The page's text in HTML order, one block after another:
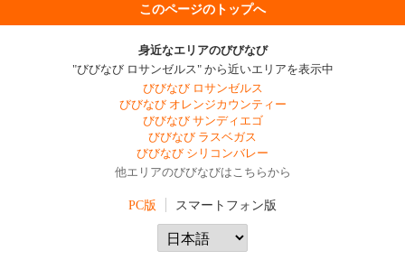
このページのトップへ
身近なエリアのびびなび
"びびなび ロサンゼルス" から近いエリアを表示中
びびなび ロサンゼルス
びびなび オレンジカウンティー
びびなび サンディエゴ
びびなび ラスベガス
びびなび シリコンバレー
他エリアのびびなびはこちらから
PC版 スマートフォン版